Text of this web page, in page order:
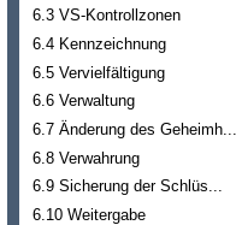
6.3 VS-Kontrollzonen
6.4 Kennzeichnung
6.5 Vervielfältigung
6.6 Verwaltung
6.7 Änderung des Geheimh...
6.8 Verwahrung
6.9 Sicherung der Schlüs...
6.10 Weitergabe